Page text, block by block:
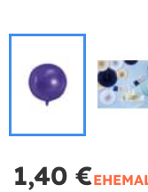
1,40 €